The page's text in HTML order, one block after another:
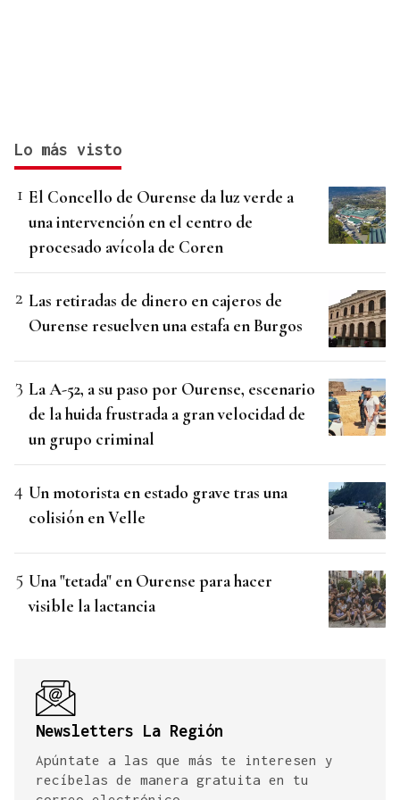
Lo más visto
El Concello de Ourense da luz verde a
una intervención en el centro de
procesado avícola de Coren
Las retiradas de dinero en cajeros de
Ourense resuelven una estafa en Burgos
La A-52, a su paso por Ourense, escenario
de la huida frustrada a gran velocidad de
un grupo criminal
Un motorista en estado grave tras una
colisión en Velle
Una "tetada" en Ourense para hacer
visible la lactancia
Newsletters La Región
Apúntate a las que más te interesen y
recíbelas de manera gratuita en tu